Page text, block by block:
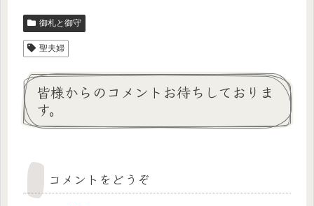
御札と御守
聖夫婦
皆様からのコメントお待ちしておりま
す。
コメントをどうぞ